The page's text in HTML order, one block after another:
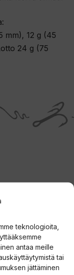
teknologioita,
antaa meille
tai
jättäminen
mm), 12 g (45
24 g (75